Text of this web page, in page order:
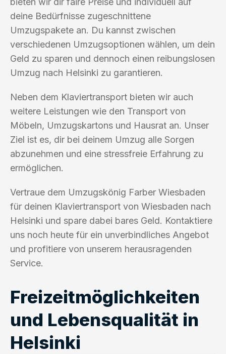
deine Bedürfnisse zugeschnittene
Umzugspakete an. Du kannst zwischen
verschiedenen Umzugsoptionen wählen, um dein
Geld zu sparen und dennoch einen reibungslosen
Umzug nach Helsinki zu garantieren.
Neben dem Klaviertransport bieten wir auch
weitere Leistungen wie den Transport von
Möbeln, Umzugskartons und Hausrat an. Unser
Ziel ist es, dir bei deinem Umzug alle Sorgen
abzunehmen und eine stressfreie Erfahrung zu
ermöglichen.
Vertraue dem Umzugskönig Farber Wiesbaden
für deinen Klaviertransport von Wiesbaden nach
Helsinki und spare dabei bares Geld. Kontaktiere
uns noch heute für ein unverbindliches Angebot
und profitiere von unserem herausragenden
Service.
Freizeitmöglichkeiten
und Lebensqualität in
Helsinki